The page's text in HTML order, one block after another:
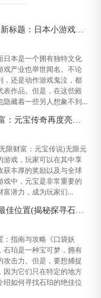
日本邪恶小游戏(新标题：日本小游戏的黑暗面)
日本是一个拥有独特文化
戏产业也举世闻名。不论
，还是动作游戏鬼泣，都
表作品。但是，在这些殿
隐藏着一些另人想象不到...
新标题：无尽财富：元宝传奇再度亮相(元宝传奇再度亮相，延续无尽财富之路)
限财富：元宝传说)无限元
游戏，玩家可以在其中享
获丰厚的奖励以及与全球
戏中，元宝是非常重要的
富潜力，成为玩家们...
探寻石珀采集的最佳位置(揭秘探寻石珀采集的最佳位置的奥秘)
：指南与攻略《口袋妖
石珀是一种宝可梦，拥有
攻击力。但是，要想捕捉
因为它们只在特定的地方
绍如何寻找石珀的绝佳位